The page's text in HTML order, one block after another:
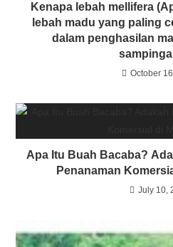
Kenapa lebah mellifera
lebah madu yang paling
dalam penghasilan
October
Apa Itu Buah Bacaba?
Penanaman
July 10,